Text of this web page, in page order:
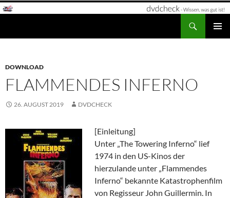
Zum
DOWNLOAD
FLAMMENDES INFERNO
26. AUGUST 2019 DVDCHECK
[Einleitung]
Unter „The Towering Inferno“ lief
1974 in den US-Kinos der
hierzulande unter „Flammendes
Inferno“ bekannte Katastrophenfilm
von Regisseur John Guillermin. In